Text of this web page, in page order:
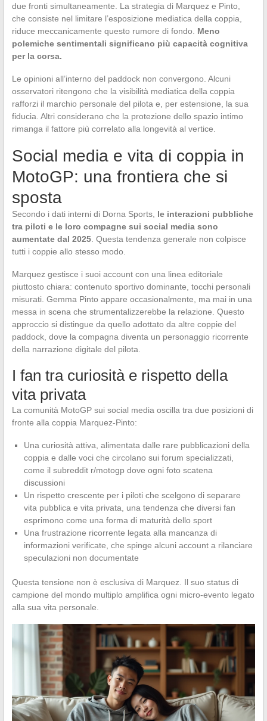
due fronti simultaneamente. La strategia di Marquez e Pinto,
che consiste nel limitare l’esposizione mediatica della coppia,
riduce meccanicamente questo rumore di fondo. Meno
polemiche sentimentali significano più capacità cognitiva
per la corsa.
Le opinioni all’interno del paddock non convergono. Alcuni
osservatori ritengono che la visibilità mediatica della coppia
rafforzi il marchio personale del pilota e, per estensione, la sua
fiducia. Altri considerano che la protezione dello spazio intimo
rimanga il fattore più correlato alla longevità al vertice.
Social media e vita di coppia in
MotoGP: una frontiera che si
sposta
Secondo i dati interni di Dorna Sports, le interazioni pubbliche
tra piloti e le loro compagne sui social media sono
aumentate dal 2025. Questa tendenza generale non colpisce
tutti i coppie allo stesso modo.
Marquez gestisce i suoi account con una linea editoriale
piuttosto chiara: contenuto sportivo dominante, tocchi personali
misurati. Gemma Pinto appare occasionalmente, ma mai in una
messa in scena che strumentalizzerebbe la relazione. Questo
approccio si distingue da quello adottato da altre coppie del
paddock, dove la compagna diventa un personaggio ricorrente
della narrazione digitale del pilota.
I fan tra curiosità e rispetto della
vita privata
La comunità MotoGP sui social media oscilla tra due posizioni di
fronte alla coppia Marquez-Pinto:
Una curiosità attiva, alimentata dalle rare pubblicazioni della
coppia e dalle voci che circolano sui forum specializzati,
come il subreddit r/motogp dove ogni foto scatena
discussioni
Un rispetto crescente per i piloti che scelgono di separare
vita pubblica e vita privata, una tendenza che diversi fan
esprimono come una forma di maturità dello sport
Una frustrazione ricorrente legata alla mancanza di
informazioni verificate, che spinge alcuni account a rilanciare
speculazioni non documentate
Questa tensione non è esclusiva di Marquez. Il suo status di
campione del mondo multiplo amplifica ogni micro-evento legato
alla sua vita personale.